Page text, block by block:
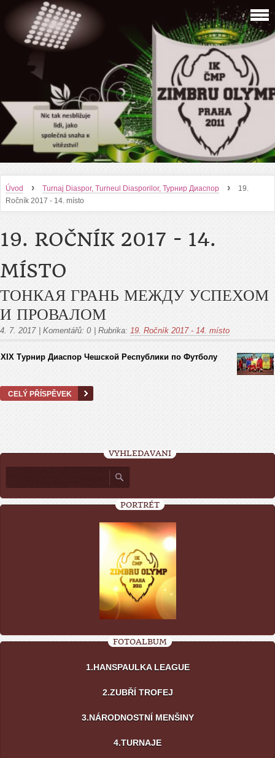
Úvod › Turnaj Diaspor, Turneul Diasporilor, Турнир Диаспор ›
19.
Ročník 2017 - 14. místo
19. ROČNÍK 2017 - 14.
MÍSTO
ТОНКАЯ ГРАНЬ МЕЖДУ УСПЕХОМ
И ПРОВАЛОМ
4. 7. 2017 Komentářů: 0 Rubrika: 19. Ročník 2017 - 14. místo
XIX Турнир Диаспор Чешской Pеспублики по Футболу
CELÝ PŘÍSPĚVEK
VYHLEDÁVÁNÍ
PORTRÉT
FOTOALBUM
1.HANSPAULKA LEAGUE
2.ZUBŘÍ TROFEJ
3.NÁRODNOSTNÍ MENŠINY
4.TURNAJE